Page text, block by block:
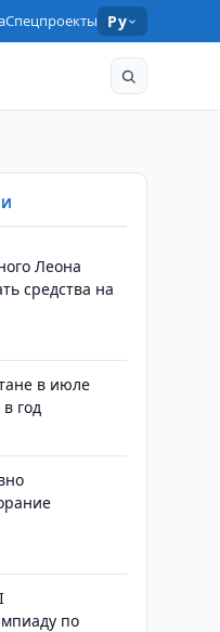
Спецпроекты Ру
Леона
средства на
в июле
год
по